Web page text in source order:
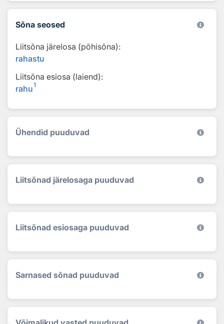
Sõna seosed
Liitsõna järelosa (põhisõna):
rahastu
Liitsõna esiosa (laiend):
rahu1
Ühendid puuduvad
Liitsõnad järelosaga puuduvad
Liitsõnad esiosaga puuduvad
Sarnased sõnad puuduvad